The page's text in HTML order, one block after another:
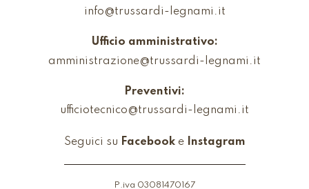
info@trussardi-legnami.it
Ufficio amministrativo:
amministrazione@trussardi-legnami.it
Preventivi:
ufficiotecnico@trussardi-legnami.it
Seguici su Facebooke Instagram
P.iva 03081470167